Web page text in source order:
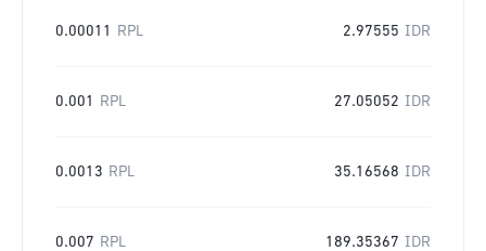
0.00011 RPL 2.97555 IDR
0.001 RPL 27.05052 IDR
0.0013 RPL 35.16568 IDR
0.007 RPL 189.35367 IDR